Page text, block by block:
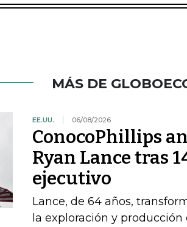
MÁS DE
EE.UU. 06/08/2026
ConocoPhillips
Ryan Lance tras
ejecutivo
Lance, de 64 años,
la exploración y